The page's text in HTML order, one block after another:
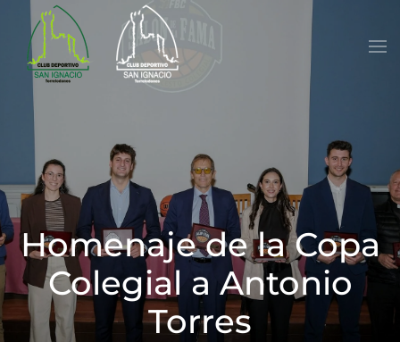
Skip to main content
Homenaje de la Copa
Colegial a Antonio
Torres